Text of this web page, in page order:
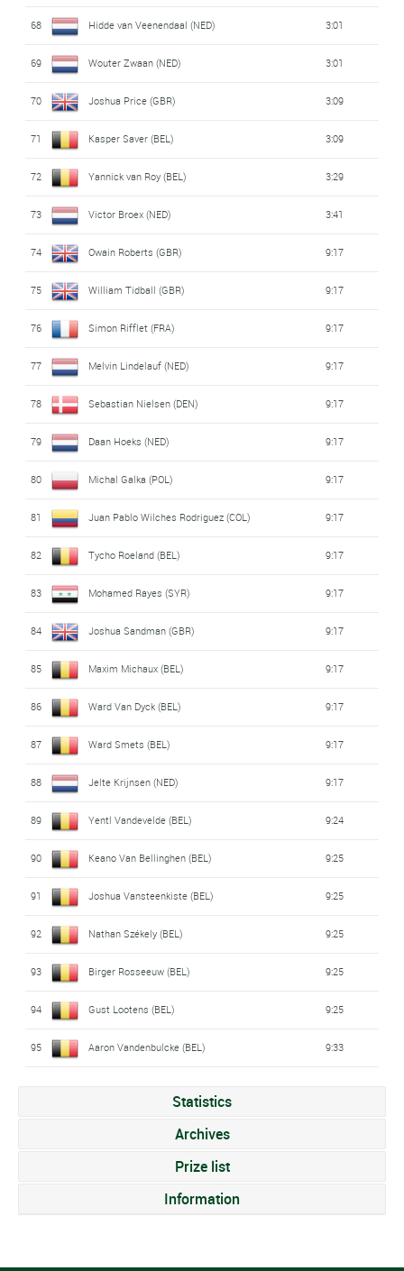
68 Hidde van Veenendaal (NED) 3:01
69 Wouter Zwaan (NED) 3:01
70 Joshua Price (GBR) 3:09
71 Kasper Saver (BEL) 3:09
72 Yannick van Roy (BEL) 3:29
73 Victor Broex (NED) 3:41
74 Owain Roberts (GBR) 9:17
75 William Tidball (GBR) 9:17
76 Simon Rifflet (FRA) 9:17
77 Melvin Lindelauf (NED) 9:17
78 Sebastian Nielsen (DEN) 9:17
79 Daan Hoeks (NED) 9:17
80 Michal Galka (POL) 9:17
81 Juan Pablo Wilches Rodriguez (COL) 9:17
82 Tycho Roeland (BEL) 9:17
83 Mohamed Rayes (SYR) 9:17
84 Joshua Sandman (GBR) 9:17
85 Maxim Michaux (BEL) 9:17
86 Ward Van Dyck (BEL) 9:17
87 Ward Smets (BEL) 9:17
88 Jelte Krijnsen (NED) 9:17
89 Yentl Vandevelde (BEL) 9:24
90 Keano Van Bellinghen (BEL) 9:25
91 Joshua Vansteenkiste (BEL) 9:25
92 Nathan Székely (BEL) 9:25
93 Birger Rosseeuw (BEL) 9:25
94 Gust Lootens (BEL) 9:25
95 Aaron Vandenbulcke (BEL) 9:33
Statistics
Archives
Prize list
Information